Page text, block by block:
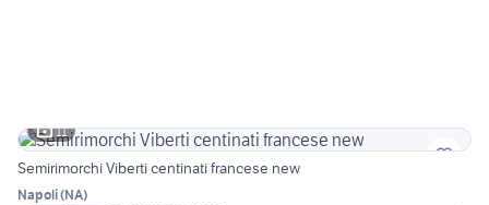
11
Semirimorchi Viberti centinati francese new
Napoli(NA)